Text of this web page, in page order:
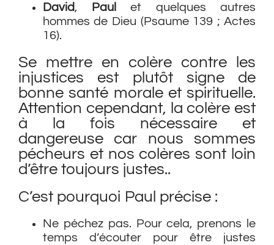
David, Paul
et quelques autres
hommes de Dieu (Psaume 139 ; Actes
16).
Se mettre en colère contre les
injustices est plutôt signe de
bonne santé morale et spirituelle.
Attention cependant, la colère est
à la fois nécessaire et
dangereuse car nous sommes
pécheurs et nos colères sont loin
d’être toujours justes..
C’est pourquoi Paul précise :
Ne péchez pas. Pour cela, prenons le
temps d’écouter pour être justes